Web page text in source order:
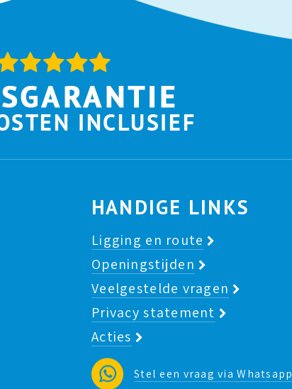
HANDIGE LINKS
Ligging en route
Openingstijden
Veelgestelde vragen
Privacy statement
Acties
Stel een vraag via Whatsapp